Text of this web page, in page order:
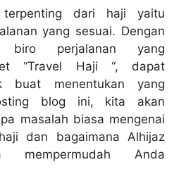
dari haji yaitu
yang sesuai. Dengan
biro perjalanan yang
“Travel Haji “, dapat
buat menentukan yang
blog ini, kita akan
masalah biasa mengenai
dan bagaimana Alhijaz
mempermudah Anda